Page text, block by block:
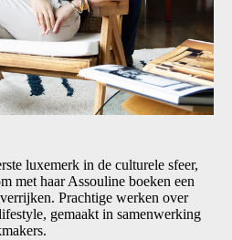
luxemerk in de culturele sfeer,
met haar Assouline boeken een
Prachtige werken over
gemaakt in samenwerking